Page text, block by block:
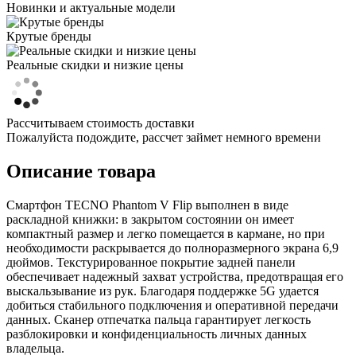
Новинки и актуальные модели
Крутые бренды
Реальные скидки и низкие цены
Рассчитываем стоимость доставки
Пожалуйста подождите, рассчет займет немного времени
Описание товара
Смартфон TECNO Phantom V Flip выполнен в виде
раскладной книжки: в закрытом состоянии он имеет
компактный размер и легко помещается в кармане, но при
необходимости раскрывается до полноразмерного экрана 6,9
дюймов. Текстурированное покрытие задней панели
обеспечивает надежный захват устройства, предотвращая его
выскальзывание из рук. Благодаря поддержке 5G удается
добиться стабильного подключения и оперативной передачи
данных. Сканер отпечатка пальца гарантирует легкость
разблокировки и конфиденциальность личных данных
владельца.